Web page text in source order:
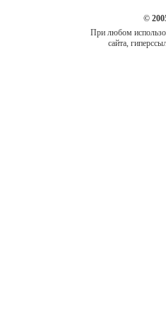
©
При любом
сайта,